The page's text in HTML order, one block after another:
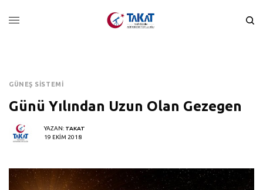
GÜNEŞ SISTEMI
Günü Yılından Uzun Olan Gezegen
YAZAN: TAKAT
19 EKIM 2018